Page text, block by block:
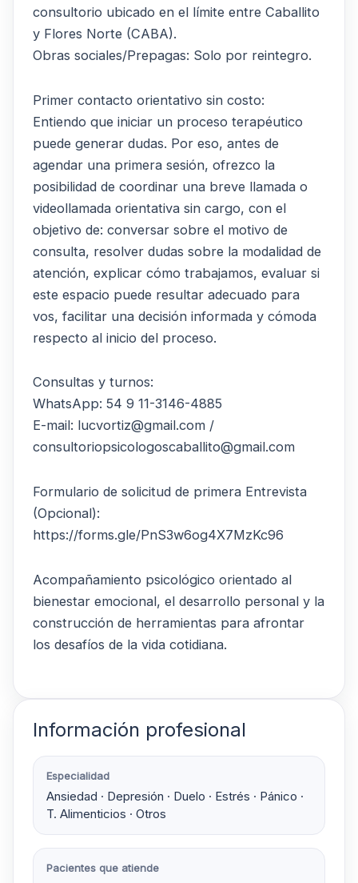
consultorio ubicado en el límite entre Caballito
y Flores Norte (CABA).
Obras sociales/Prepagas: Solo por reintegro.
Primer contacto orientativo sin costo:
Entiendo que iniciar un proceso terapéutico
puede generar dudas. Por eso, antes de
agendar una primera sesión, ofrezco la
posibilidad de coordinar una breve llamada o
videollamada orientativa sin cargo, con el
objetivo de: conversar sobre el motivo de
consulta, resolver dudas sobre la modalidad de
atención, explicar cómo trabajamos, evaluar si
este espacio puede resultar adecuado para
vos, facilitar una decisión informada y cómoda
respecto al inicio del proceso.
Consultas y turnos:
WhatsApp: 54 9 11-3146-4885
E-mail: lucvortiz@gmail.com /
consultoriopsicologoscaballito@gmail.com
Formulario de solicitud de primera Entrevista
(Opcional):
https://forms.gle/PnS3w6og4X7MzKc96
Acompañamiento psicológico orientado al
bienestar emocional, el desarrollo personal y la
construcción de herramientas para afrontar
los desafíos de la vida cotidiana.
Información profesional
Especialidad
Ansiedad · Depresión · Duelo · Estrés · Pánico ·
T. Alimenticios · Otros
Pacientes que atiende